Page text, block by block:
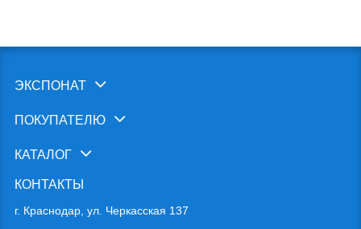
ЭКСПОНАТ
ПОКУПАТЕЛЮ
КАТАЛОГ
КОНТАКТЫ
г. Краснодар, ул. Черкасская 137